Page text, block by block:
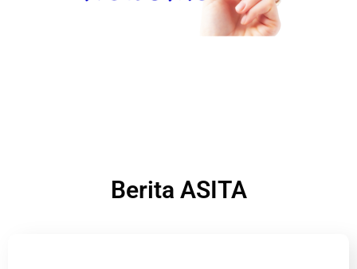
Berita ASITA